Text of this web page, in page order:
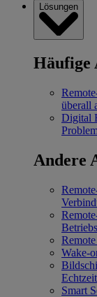
Lösungen
Häufige
überall
Digital
Andere
Wake-
Echtzeit
Smart